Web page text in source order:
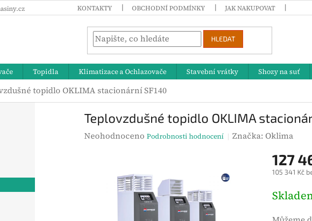
KONTAKTY OBCHODNÍ PODMÍNKY JAK NAKUPOVAT
HLEDAT
Topidla Klimatizace a Ochlazovače Stavební vrátky Shozy na suť
topidlo OKLIMA stacionární SF140
Teplovzdušné topidlo OKLIMA
P
Neohodnoceno Podrobnosti hodnocení Značka:Oklima
127
105 341 Kč
ě